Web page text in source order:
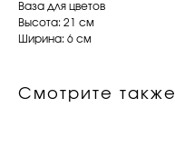
Ваза для цветов
Высота: 21 см
Ширина: 6 см
Смотрите также